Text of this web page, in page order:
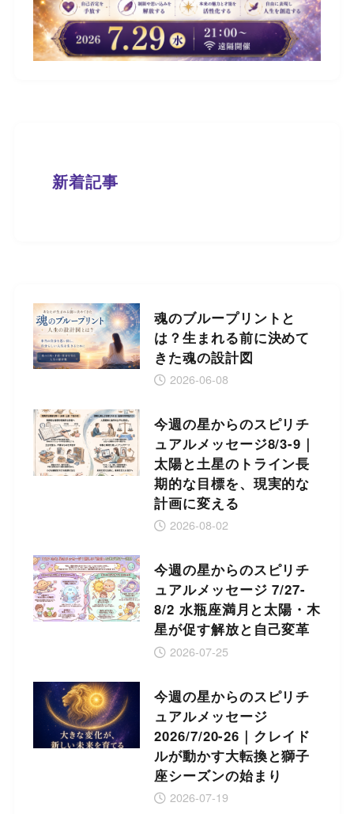
新着記事
魂のブループリントと
は？生まれる前に決めて
きた魂の設計図
2026-06-08
今週の星からのスピリチ
ュアルメッセージ8/3-9｜
太陽と土星のトライン長
期的な目標を、現実的な
計画に変える
2026-08-02
今週の星からのスピリチ
ュアルメッセージ 7/27-
8/2 水瓶座満月と太陽・木
星が促す解放と自己変革
2026-07-25
今週の星からのスピリチ
ュアルメッセージ
2026/7/20-26｜クレイド
ルが動かす大転換と獅子
座シーズンの始まり
2026-07-19